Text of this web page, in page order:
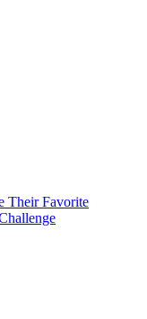
Their Favorite